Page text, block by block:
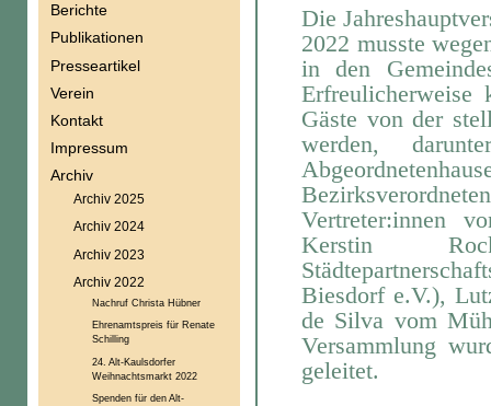
Die
2022 musste
in den
Erfreulicherweise
Gäste von der
werden,
Vertreter:innen
Kerstin
Biesdorf e.V.),
de Silva vom
Versammlung
geleitet.
Berichte
Publikationen
Presseartikel
Verein
Kontakt
Impressum
Archiv
Archiv 2025
Archiv 2024
Archiv 2023
Archiv 2022
Nachruf Christa Hübner
Ehrenamtspreis für Renate
Schilling
24. Alt-Kaulsdorfer
Weihnachtsmarkt 2022
Spenden für den Alt-